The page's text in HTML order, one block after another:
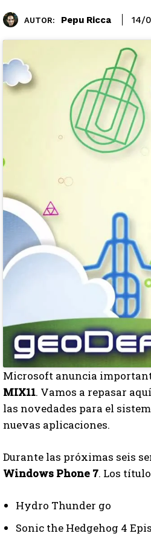
AUTOR: Pepu Ricca 14/
Microsoft anuncia
MIX11. Vamos a repasar
las novedades para el
nuevas aplicaciones.
Durante las próximas seis
Windows Phone 7. Los
Hydro Thunder go
Sonic the Hedgehog 4